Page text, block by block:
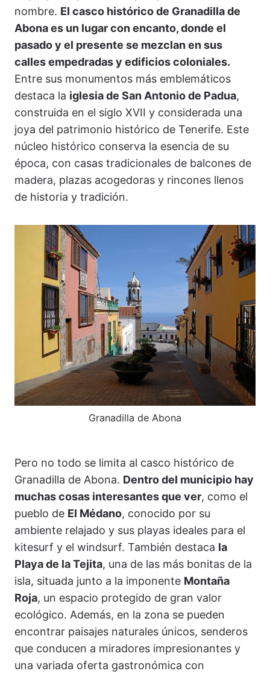
nombre. El casco histórico de Granadilla de
Abona es un lugar con encanto, donde el
pasado y el presente se mezclan en sus
calles empedradas y edificios coloniales.
Entre sus monumentos más emblemáticos
destaca la iglesia de San Antonio de Padua,
construida en el siglo XVII y considerada una
joya del patrimonio histórico de Tenerife. Este
núcleo histórico conserva la esencia de su
época, con casas tradicionales de balcones de
madera, plazas acogedoras y rincones llenos
de historia y tradición.
Granadilla de Abona
Pero no todo se limita al casco histórico de
Granadilla de Abona. Dentro del municipio hay
muchas cosas interesantes que ver, como el
pueblo de El Médano, conocido por su
ambiente relajado y sus playas ideales para el
kitesurf y el windsurf. También destaca la
Playa de la Tejita, una de las más bonitas de la
isla, situada junto a la imponente Montaña
Roja, un espacio protegido de gran valor
ecológico. Además, en la zona se pueden
encontrar paisajes naturales únicos, senderos
que conducen a miradores impresionantes y
una variada oferta gastronómica con